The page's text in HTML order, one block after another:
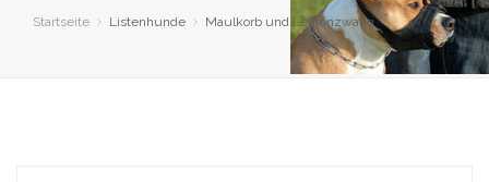
Startseite Listenhunde Maulkorb und Leinenzwang